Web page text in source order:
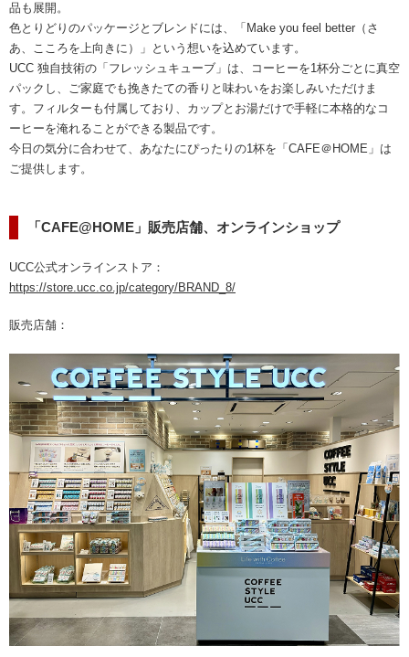
品も展開。
色とりどりのパッケージとブレンドには、「Make you feel better（さ
あ、こころを上向きに）」という想いを込めています。
UCC 独自技術の「フレッシュキューブ」は、コーヒーを1杯分ごとに真空
パックし、ご家庭でも挽きたての香りと味わいをお楽しみいただけま
す。フィルターも付属しており、カップとお湯だけで手軽に本格的なコ
ーヒーを淹れることができる製品です。
今日の気分に合わせて、あなたにぴったりの1杯を「CAFE＠HOME」は
ご提供します。
「CAFE@HOME」販売店舗、オンラインショップ
UCC公式オンラインストア：
https://store.ucc.co.jp/category/BRAND_8/
販売店舗：